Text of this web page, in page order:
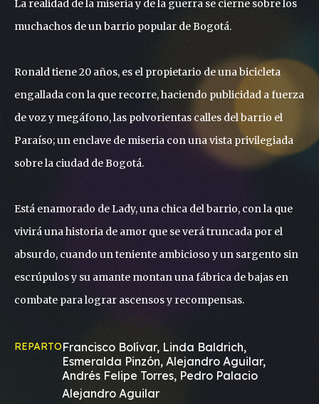
La realidad de la miseria y de la guerra se cierne sobre los
muchachos de un barrio popular de Bogotá.
Ronald tiene 20 años, es el propietario de una bicicleta
engallada con la que recorre, haciendo publicidad a fuerza
de voz y megáfono, las polvorientas calles del barrio el
Paraíso; un enclave de miseria con una vista privilegiada
sobre la ciudad de Bogotá.
Está enamorado de Lady, una chica del barrio, con la que
vivirá una historia de amor que se verá truncada por el
absurdo, cuando un teniente ambicioso y un sargento sin
escrúpulos y su amante montan una fábrica de bajas en
combate para lograr ascensos y recompensas.
REPARTOFrancisco Bolívar, Linda Baldrich,
Esmeralda Pinzón, Alejandro Aguilar,
Andrés Felipe Torres, Pedro Palacio
Alejandro Aguilar